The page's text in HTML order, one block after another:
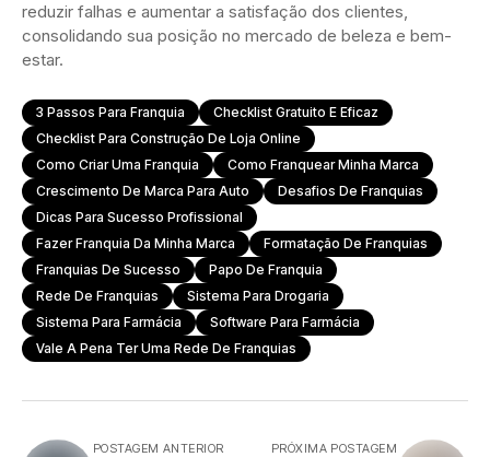
reduzir falhas e aumentar a satisfação dos clientes,
consolidando sua posição no mercado de beleza e bem-
estar.
3 Passos Para Franquia
Checklist Gratuito E Eficaz
Checklist Para Construção De Loja Online
Como Criar Uma Franquia
Como Franquear Minha Marca
Crescimento De Marca Para Auto
Desafios De Franquias
Dicas Para Sucesso Profissional
Fazer Franquia Da Minha Marca
Formatação De Franquias
Franquias De Sucesso
Papo De Franquia
Rede De Franquias
Sistema Para Drogaria
Sistema Para Farmácia
Software Para Farmácia
Vale A Pena Ter Uma Rede De Franquias
POSTAGEM ANTERIOR PRÓXIMA POSTAGEM